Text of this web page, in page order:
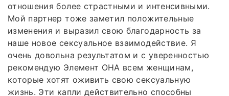
отношения более страстными и интенсивными.
Мой партнер тоже заметил положительные
изменения и выразил свою благодарность за
наше новое сексуальное взаимодействие. Я
очень довольна результатом и с уверенностью
рекомендую Элемент ОНА всем женщинам,
которые хотят оживить свою сексуальную
жизнь. Эти капли действительно способны